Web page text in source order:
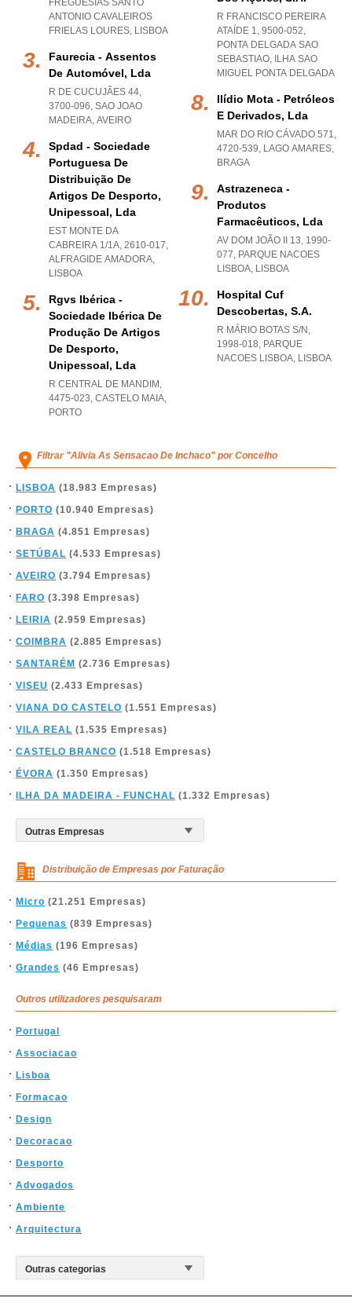
FREGUESIAS SANTO
ANTONIO CAVALEIROS
FRIELAS LOURES, LISBOA
Faurecia - Assentos
De Automóvel, Lda
R DE CUCUJÃES 44,
3700-096, SAO JOAO
MADEIRA, AVEIRO
Spdad - Sociedade
Portuguesa De
Distribuição De
Artigos De Desporto,
Unipessoal, Lda
EST MONTE DA
CABREIRA 1/1A, 2610-017,
ALFRAGIDE AMADORA,
LISBOA
Rgvs Ibérica -
Sociedade Ibérica De
Produção De Artigos
De Desporto,
Unipessoal, Lda
R CENTRAL DE MANDIM,
4475-023, CASTELO MAIA,
PORTO
R FRANCISCO PEREIRA
ATAÍDE 1, 9500-052,
PONTA DELGADA SAO
SEBASTIAO, ILHA SAO
MIGUEL PONTA DELGADA
Ilídio Mota - Petróleos
E Derivados, Lda
MAR DO RIO CÁVADO 571,
4720-539, LAGO AMARES,
BRAGA
Astrazeneca -
Produtos
Farmacêuticos, Lda
AV DOM JOÃO II 13, 1990-
077, PARQUE NACOES
LISBOA, LISBOA
Hospital Cuf
Descobertas, S.a.
R MÁRIO BOTAS S/N,
1998-018, PARQUE
NACOES LISBOA, LISBOA
Filtrar "Alivia As Sensacao De Inchaco" por Concelho
LISBOA (18.983 Empresas)
PORTO (10.940 Empresas)
BRAGA (4.851 Empresas)
SETÚBAL (4.533 Empresas)
AVEIRO (3.794 Empresas)
FARO (3.398 Empresas)
LEIRIA (2.959 Empresas)
COIMBRA (2.885 Empresas)
SANTARÉM (2.736 Empresas)
VISEU (2.433 Empresas)
VIANA DO CASTELO (1.551 Empresas)
VILA REAL (1.535 Empresas)
CASTELO BRANCO (1.518 Empresas)
ÉVORA (1.350 Empresas)
ILHA DA MADEIRA - FUNCHAL (1.332 Empresas)
Distribuição de Empresas por Faturação
Micro (21.251 Empresas)
Pequenas (839 Empresas)
Médias (196 Empresas)
Grandes (46 Empresas)
Outros utilizadores pesquisaram
Portugal
Associacao
Lisboa
Formacao
Design
Decoracao
Desporto
Advogados
Ambiente
Arquitectura